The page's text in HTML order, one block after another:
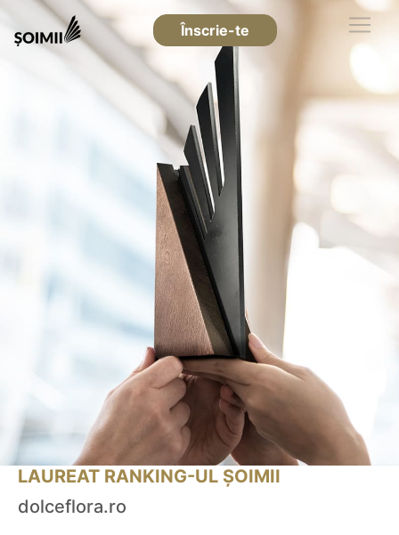
Înscrie-te
LAUREAT RANKING-UL ȘOIMII
dolceflora.ro